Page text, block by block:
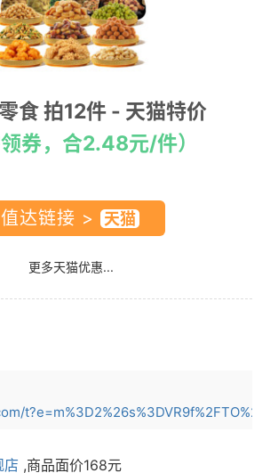
食 拍12件 - 天猫特价
券，合2.48元/件）
值达链接 >
更多天猫优惠...
店 ,商品面价168元